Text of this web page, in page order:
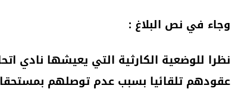
وجاء في نص البلاغ :
نظرا للوضعية الكارثية التي يعيشها نادي
عقودهم تلقائيا بسبب عدم توصلهم